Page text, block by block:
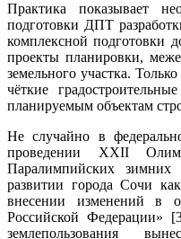
Практика показывает
подготовки ДПТ
комплексной подготовки
проекты планировки,
земельного участка.
чёткие
планируемым объектам
Не случайно в
проведении ХХII
Паралимпийских
развитии города Сочи
внесении изменений в
Российской Федерации»
землепользования